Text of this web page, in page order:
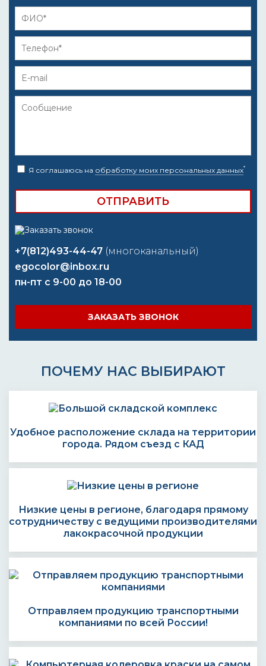
Я соглашаюсь на обработку моих персональных данных*
+7(812)493-44-47 (многоканальный)
egocolor@inbox.ru
пн-пт с 9-00 до 18-00
ЗАКАЗАТЬ ЗВОНОК
ПОЧЕМУ НАС ВЫБИРАЮТ
Удобное расположение склада на территории
города. Рядом съезд с КАД
Низкие цены в регионе, благодаря прямому
сотрудничеству с ведущими производителями
лакокрасочной продукции
Отправляем продукцию транспортными
компаниями по всей России!